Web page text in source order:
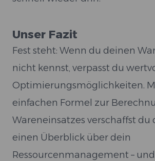
Unser Fazit
Fest steht: Wenn du deinen
nicht kennst, verpasst du
Optimierungsmöglichkeiten.
einfachen Formel zur
Wareneinsatzes verschaffst du
einen Überblick über dein
Ressourcenmanagement –